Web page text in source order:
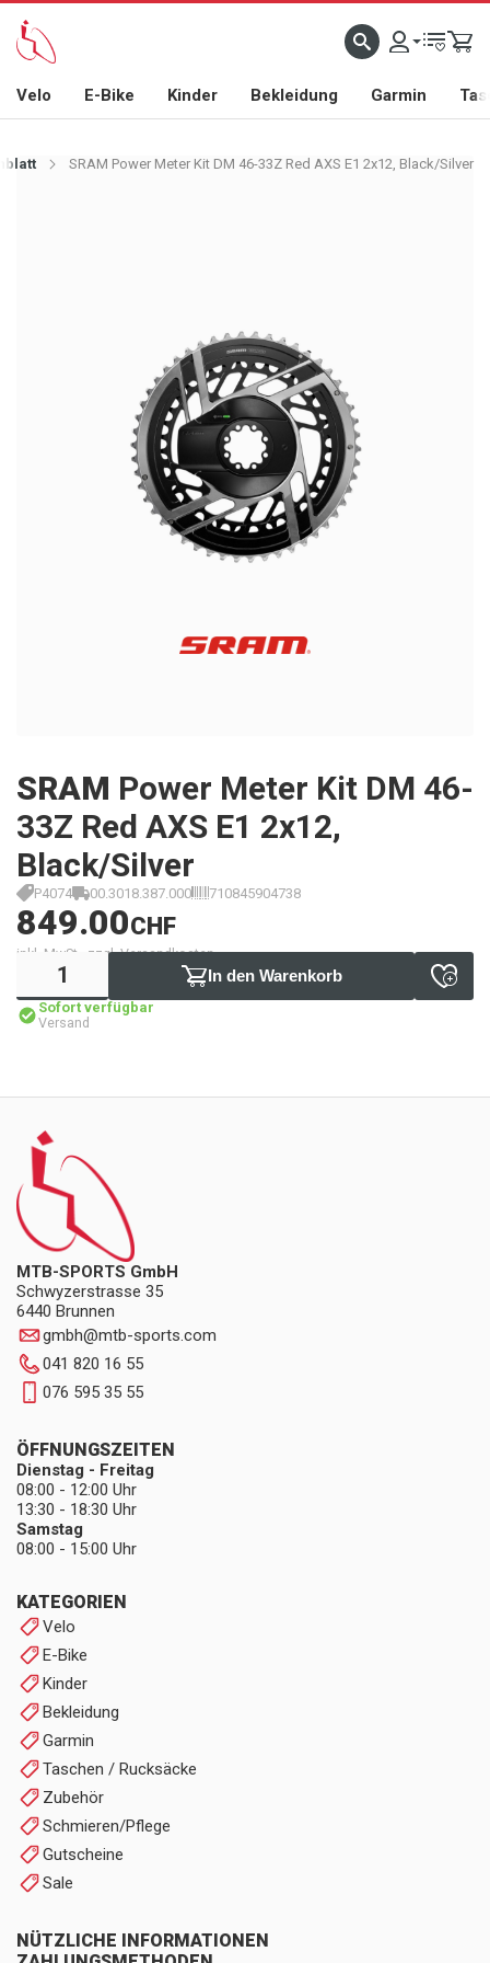
Velo E-Bike Kinder Bekleidung Garmin
SRAM Power Meter Kit DM 46-33Z Red AXS E1 2x12, Black/Silver
SRAM Power Meter Kit DM 46-
33Z Red AXS E1 2x12,
Black/Silver
P4074 00.3018.387.000 710845904738
849.00CHF
inkl. MwSt., zzgl. Versandkosten
In den Warenkorb
Sofort verfügbar
Versand
MTB-SPORTS GmbH
Schwyzerstrasse 35
6440 Brunnen
gmbh@mtb-sports.com
041 820 16 55
076 595 35 55
KATEGORIEN
Velo
E-Bike
Kinder
Bekleidung
Garmin
Taschen / Rucksäcke
Zubehör
Schmieren/Pflege
Gutscheine
Sale
NÜTZLICHE INFORMATIONEN
ÖFFNUNGSZEITEN
Dienstag - Freitag
08:00 - 12:00 Uhr
13:30 - 18:30 Uhr
Samstag
08:00 - 15:00 Uhr